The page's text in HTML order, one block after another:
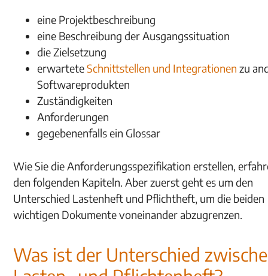
eine Projektbeschreibung
eine Beschreibung der Ausgangssituation
die Zielsetzung
erwarteteSchnittstellen und Integrationen zu
Softwareprodukten
Zuständigkeiten
Anforderungen
gegebenenfalls ein Glossar
Wie Sie die Anforderungsspezifikation erstellen,
den folgenden Kapiteln. Aber zuerst geht es um den
Unterschied Lastenheft und Pflichtheft, um die beiden
wichtigen Dokumente voneinander abzugrenzen.
Was ist der Unterschied